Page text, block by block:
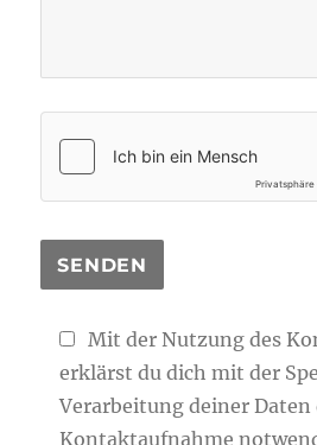
Mit der Nutzung des
erklärst du dich mit der
Verarbeitung deiner Daten
Kontaktaufnahme